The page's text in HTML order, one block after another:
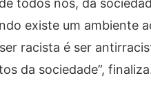
todos nós, da
existe um ambiente
racista é ser
da sociedade”,